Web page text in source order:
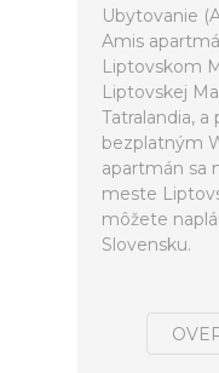
Ubytovanie
Amis
Liptovskom
Liptovskej
Tatralandia,
bezplatným
apartmán sa
meste
môžete
Slovensku.